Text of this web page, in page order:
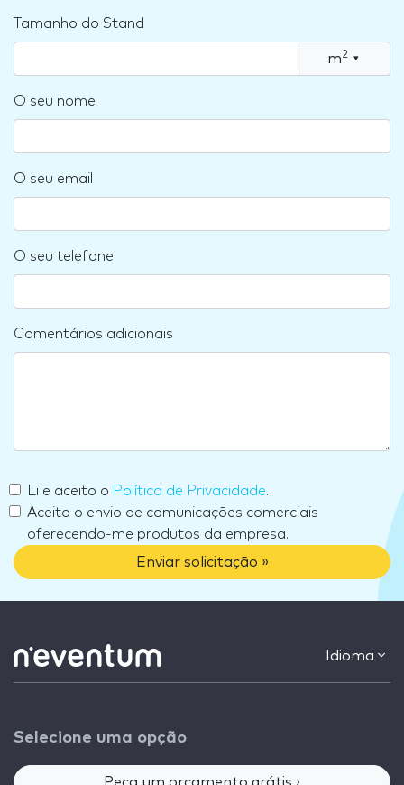
Tamanho do Stand
m2 ▾
O seu nome
O seu email
O seu telefone
Comentários adicionais
Li e aceito o Política de Privacidade.
Aceito o envio de comunicações comerciais
oferecendo-me produtos da empresa.
Enviar solicitação »
Idioma
Selecione uma opção
Peça um orçamento grátis ›